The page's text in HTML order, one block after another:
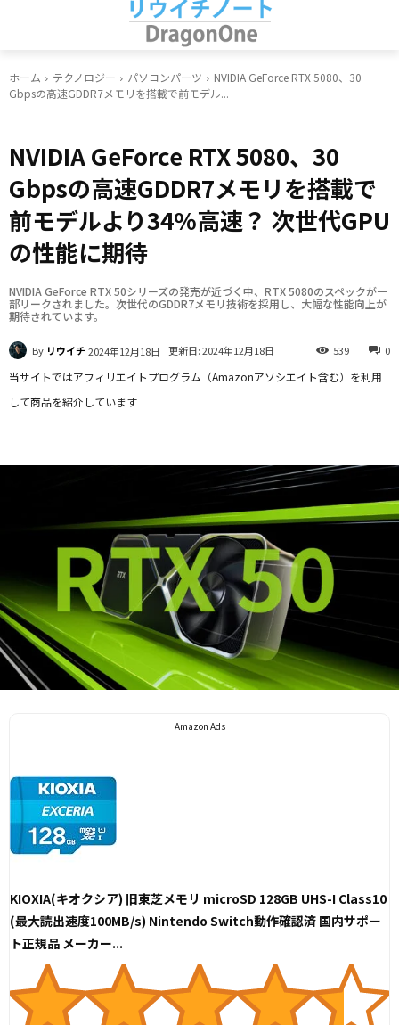
ホーム テクノロジー パソコンパーツ
NVIDIA GeForce RTX 5080、30
Gbpsの高速GDDR7メモリを搭載で前モデル...
NVIDIA GeForce RTX 5080、30
Gbpsの高速GDDR7メモリを搭載で
前モデルより34%高速？ 次世代GPU
の性能に期待
NVIDIA GeForce RTX 50シリーズの発売が近づく中、RTX 5080のスペックが一
部リークされました。次世代のGDDR7メモリ技術を採用し、大幅な性能向上が
期待されています。
By リウイチ2024年12月18日 更新日:2024年12月18日 0
539
当サイトではアフィリエイトプログラム（Amazonアソシエイト含む）を利用
して商品を紹介しています
Amazon Ads
KIOXIA(キオクシア) 旧東芝メモリ microSD 128GB UHS-I Class10
(最大読出速度100MB/s) Nintendo Switch動作確認済 国内サポー
ト正規品 メーカー...